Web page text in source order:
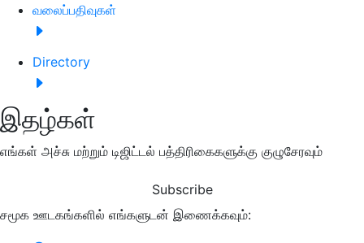
வலைப்பதிவுகள்
Directory
இதழ்கள்
எங்கள் அச்சு மற்றும் டிஜிட்டல் பத்திரிகைகளுக்கு குழுசேரவும்
Subscribe
சமூக ஊடகங்களில் எங்களுடன் இணைக்கவும்: